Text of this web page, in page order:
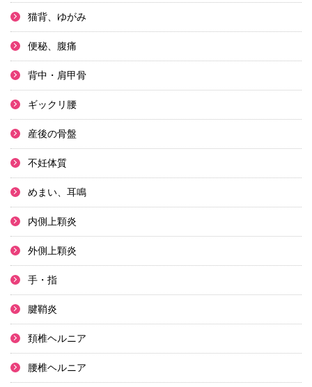
猫背、ゆがみ
便秘、腹痛
背中・肩甲骨
ギックリ腰
産後の骨盤
不妊体質
めまい、耳鳴
内側上顆炎
外側上顆炎
手・指
腱鞘炎
頚椎ヘルニア
腰椎ヘルニア